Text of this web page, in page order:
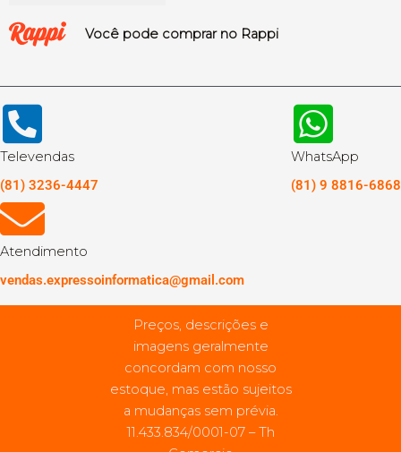
Você pode comprar no Rappi
Televendas
(81) 3236-4447
WhatsApp
(81) 9 8816-6868
Atendimento
vendas.expressoinformatica@gmail.com
Preços, descrições e
imagens geralmente
concordam com nosso
estoque, mas estão sujeitos
a mudanças sem prévia.
11.433.834/0001-07 – Th